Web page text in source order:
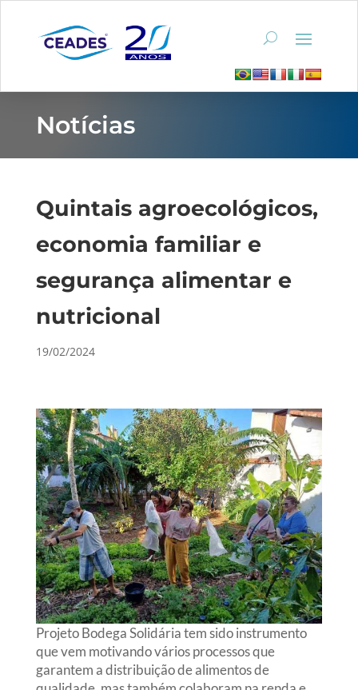
Notícias
Quintais agroecológicos,
economia familiar e
segurança alimentar e
nutricional
19/02/2024
Projeto Bodega Solidária tem sido instrumento
que vem motivando vários processos que
garantem a distribuição de alimentos de